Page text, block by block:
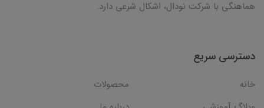
هماهنگی با شرکت نودال، اشکال شرعی دارد.
دسترسی سریع
خانه
محصولات